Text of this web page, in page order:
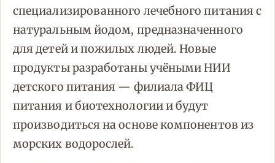
специализированного лечебного питания с
натуральным йодом, предназначенного
для детей и пожилых людей. Новые
продукты разработаны учёными НИИ
детского питания — филиала ФИЦ
питания и биотехнологии и будут
производиться на основе компонентов из
морских водорослей.